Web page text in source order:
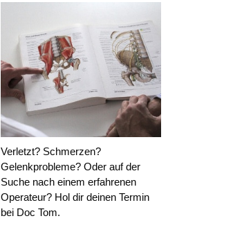
Verletzt? Schmerzen?
Gelenkprobleme? Oder auf der
Suche nach einem erfahrenen
Operateur? Hol dir deinen Termin
bei Doc Tom.